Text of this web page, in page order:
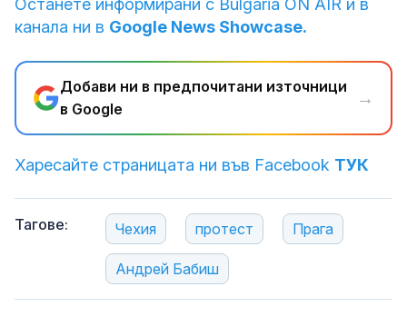
Останете информирани с Bulgaria ON AIR и в
канала ни в Google News Showcase.
Добави ни в предпочитани източници
в Google
→
Харесайте страницата ни във Facebook ТУК
Тагове: Чехия протест Прага
Андрей Бабиш